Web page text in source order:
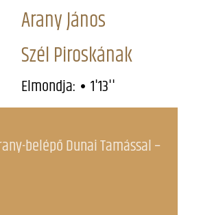
Arany János
Szél Piroskának
Elmondja: 1'13''
belépő Dunai Tamással –